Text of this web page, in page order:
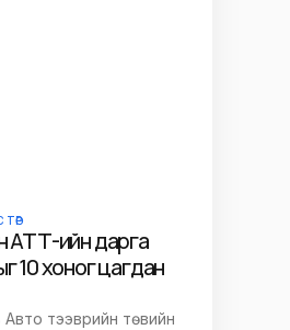
ТӨР
АТТ-ийн дарга
10 хоног цагдан
тээврийн төвийн